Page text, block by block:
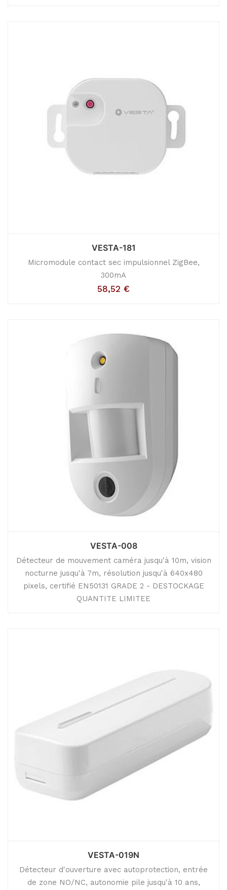
VESTA-181
Micromodule contact sec impulsionnel ZigBee,
300mA
58,52 €
VESTA-008
Détecteur de mouvement caméra jusqu'à 10m, vision
nocturne jusqu'à 7m, résolution jusqu'à 640x480
pixels, certifié EN50131 GRADE 2 - DESTOCKAGE
QUANTITE LIMITEE
VESTA-019N
Détecteur d'ouverture avec autoprotection, entrée
de zone NO/NC, autonomie pile jusqu'à 10 ans,